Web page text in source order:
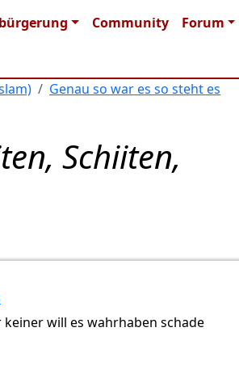
Community
Forum
Genau so war es so steht es
Schiiten,
will es wahrhaben schade